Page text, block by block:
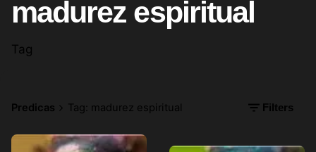
madurez espiritual
Tag
Predicas Tag: madurez espiritual Filters